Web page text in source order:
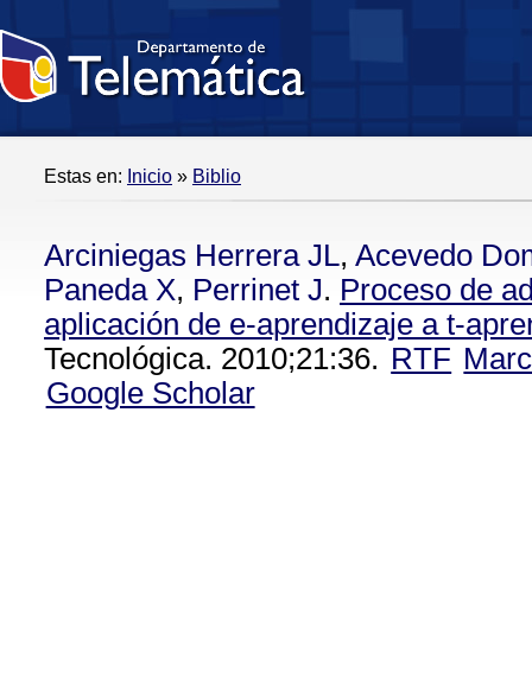
Estas en: Inicio » Biblio
Arciniegas Herrera JL, Acevedo
Paneda X, Perrinet J. Proceso de
aplicación de e-aprendizaje a t-
Tecnológica. 2010;21:36. RTF
Google Scholar